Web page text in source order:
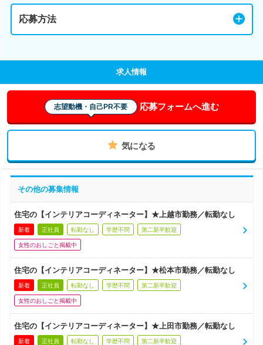
応募方法
求人情報
志望動機・自己PR不要 応募フォームへ進む
気になる
その他の募集情報
住宅の【インテリアコーディネーター】★上越市勤務／転勤なし
新着 正社員 転勤なし 学歴不問 第二新卒歓迎
女性のおしごと掲載中
住宅の【インテリアコーディネーター】★松本市勤務／転勤なし
新着 正社員 転勤なし 学歴不問 第二新卒歓迎
女性のおしごと掲載中
住宅の【インテリアコーディネーター】★上田市勤務／転勤なし
新着 正社員 転勤なし 学歴不問 第二新卒歓迎